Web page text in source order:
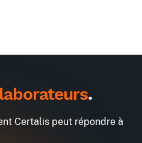
.
Certalis peut répondre à